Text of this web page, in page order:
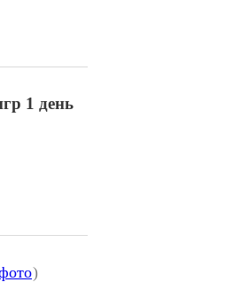
1 день
)